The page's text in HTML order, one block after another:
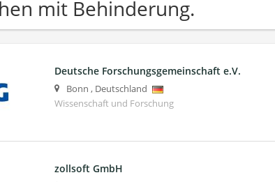
mit Behinderung.
Deutsche Forschungsgemeinschaft e.V.
Bonn , Deutschland
Wissenschaft und Forschung
zollsoft GmbH